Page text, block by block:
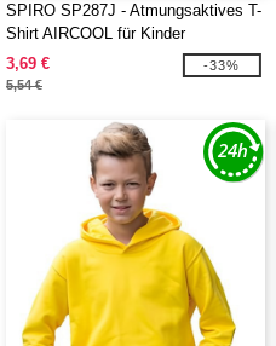
SPIRO SP287J - Atmungsaktives T-
Shirt AIRCOOL für Kinder
3,69 €
5,54 €
-33%